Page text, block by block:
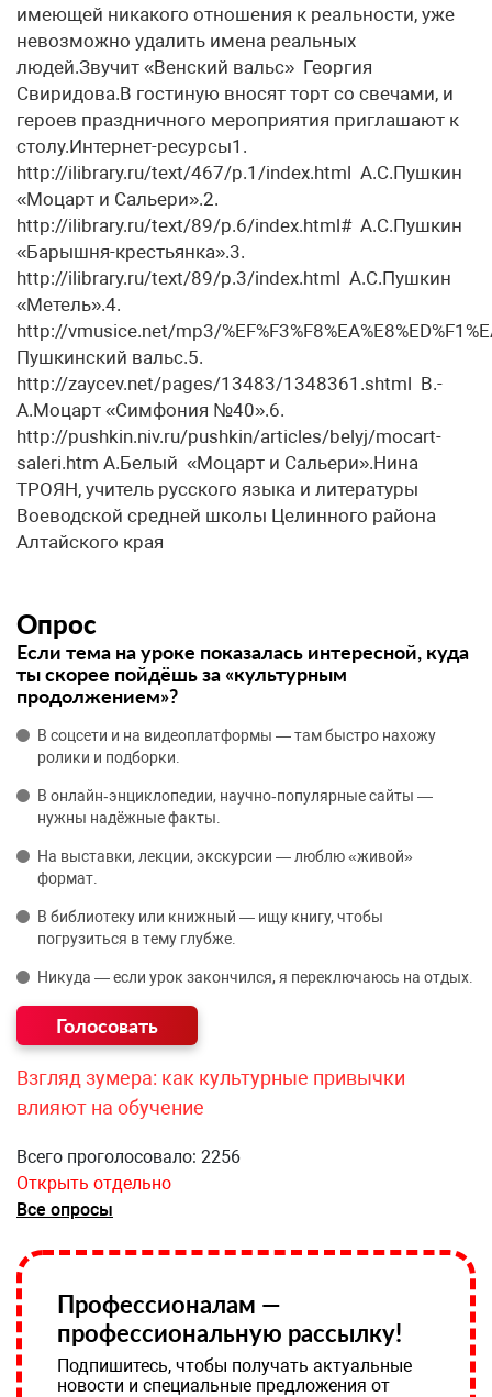
имеющей никакого отношения к реальности, уже
невозможно удалить имена реальных
людей.Звучит «Венский вальс» Георгия
Свиридова.В гостиную вносят торт со свечами, и
героев праздничного мероприятия приглашают к
столу.Интернет-ресурсы1.
http://ilibrary.ru/text/467/p.1/index.html А.С.Пушкин
«Моцарт и Сальери».2.
http://ilibrary.ru/text/89/p.6/index.html# А.С.Пушкин
«Барышня-крестьянка».3.
http://ilibrary.ru/text/89/p.3/index.html А.С.Пушкин
«Метель».4.
http://vmusice.net/mp3/
Пушкинский вальс.5.
http://zaycev.net/pages/13483/1348361.shtml В.-
А.Моцарт «Симфония №40».6.
http://pushkin.niv.ru/pushkin/articles/belyj/mocart-
saleri.htm А.Белый «Моцарт и Сальери».​Нина
ТРОЯН, учитель русского языка и литературы
Воеводской средней школы Целинного района
Алтайского края
Опрос
Если тема на уроке показалась интересной, куда
ты скорее пойдёшь за «культурным
продолжением»?
В соцсети и на видеоплатформы — там быстро нахожу
ролики и подборки.
В онлайн‑энциклопедии, научно‑популярные сайты —
нужны надёжные факты.
На выставки, лекции, экскурсии — люблю «живой»
формат.
В библиотеку или книжный — ищу книгу, чтобы
погрузиться в тему глубже.
Никуда — если урок закончился, я переключаюсь на отдых.
Взгляд зумера: как культурные привычки
влияют на обучение
Всего проголосовало: 2256
Открыть отдельно
Все опросы
Профессионалам —
профессиональную рассылку!
Подпишитесь, чтобы получать актуальные
новости и специальные предложения от